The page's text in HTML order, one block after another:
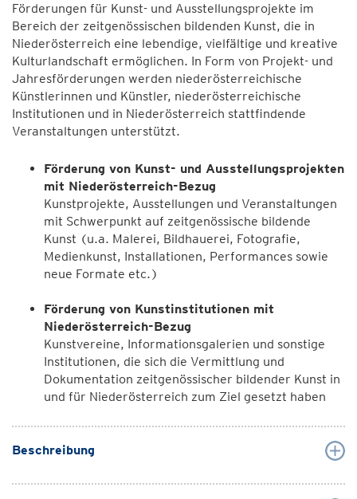
Förderungen für Kunst- und Ausstellungsprojekte im
Bereich der zeitgenössischen bildenden Kunst, die in
Niederösterreich eine lebendige, vielfältige und kreative
Kulturlandschaft ermöglichen. In Form von Projekt- und
Jahresförderungen werden niederösterreichische
Künstlerinnen und Künstler, niederösterreichische
Institutionen und in Niederösterreich stattfindende
Veranstaltungen unterstützt.
Förderung von Kunst- und Ausstellungsprojekten
mit Niederösterreich-Bezug
Kunstprojekte, Ausstellungen und Veranstaltungen
mit Schwerpunkt auf zeitgenössische bildende
Kunst (u.a. Malerei, Bildhauerei, Fotografie,
Medienkunst, Installationen, Performances sowie
neue Formate etc.)
Förderung von Kunstinstitutionen mit
Niederösterreich-Bezug
Kunstvereine, Informationsgalerien und sonstige
Institutionen, die sich die Vermittlung und
Dokumentation zeitgenössischer bildender Kunst in
und für Niederösterreich zum Ziel gesetzt haben
Beschreibung